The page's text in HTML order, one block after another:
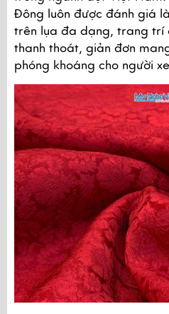
Đông luôn được đánh giá
trên lụa đa dạng, trang trí
thanh thoát, giản đơn
phóng khoáng cho người